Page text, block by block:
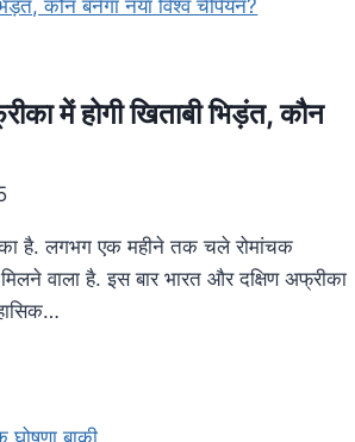
में होगी खिताबी भिड़ंत, कौन
है. लगभग एक महीने तक चले रोमांचक
वाला है. इस बार भारत और दक्षिण अफ्रीका